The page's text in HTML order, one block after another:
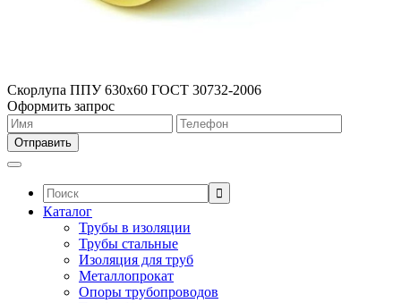
Скорлупа ППУ 630х60 ГОСТ 30732-2006
Оформить запрос
Поиск:
Каталог
Трубы в изоляции
Трубы стальные
Изоляция для труб
Металлопрокат
Опоры трубопроводов